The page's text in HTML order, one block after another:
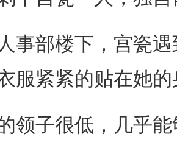
部楼下，宫瓷遇
服紧紧的贴在她
子很低，几乎能